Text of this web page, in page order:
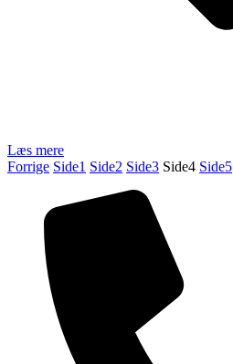
Læs mere
Forrige Side1 Side2 Side3 Side4 Side5